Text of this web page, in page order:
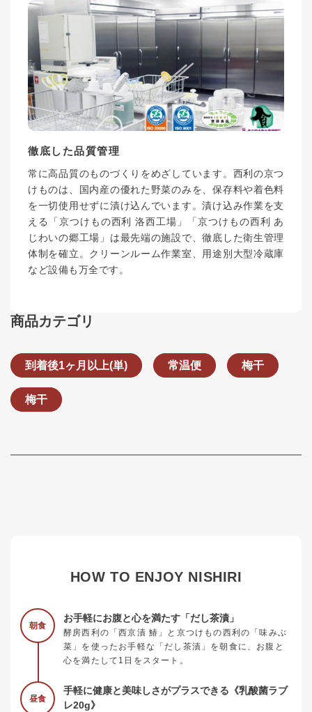
徹底した品質管理
常に高品質のものづくりをめざしています。西利の京つ
けものは、国内産の優れた野菜のみを、保存料や着色料
を一切使用せずに漬け込んでいます。漬け込み作業を支
える「京つけもの西利 洛西工場」「京つけもの西利 あ
じわいの郷工場」は最先端の施設で、徹底した衛生管理
体制を確立。クリーンルーム作業室、用途別大型冷蔵庫
など設備も万全です。
商品カテゴリ
到着後1ヶ月以上(単) 常温便 梅干
梅干
HOW TO ENJOY NISHIRI
朝食
お手軽にお腹と心を満たす「だし茶漬」
酵房西利の「西京漬 鰆」と京つけもの西利の「味みぶ
菜」を使ったお手軽な「だし茶漬」を朝食に、お腹と
心を満たして1日をスタート。
昼食
手軽に健康と美味しさがプラスできる《乳酸菌ラブ
レ20g》